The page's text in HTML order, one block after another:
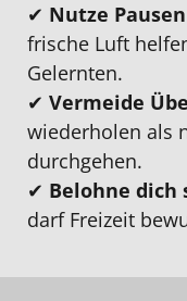
✔ Nutze
frische Luft
Gelernten.
✔ Vermeide
wiederholen als
durchgehen.
✔ Belohne dich
darf Freizeit